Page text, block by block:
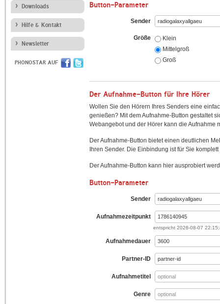
Downloads
Hilfe & Kontakt
Newsletter
PHONOSTAR AUF
Button-Parameter
Sender
Größe
Klein
Mittelgroß
Groß
Der Aufnahme-Button für Ihre Hörer
Wollen Sie den Hörern Ihres Senders eine
genießen? Mit dem Aufnahme-Button gestaltet
Webangebot und der Hörer kann die Aufnahme
Der Aufnahme-Button bietet einen deutlichen
Ihren Sender. Die Einbindung ist für Sie
Der Aufnahme-Button kann hier ausprobiert
Button-Parameter
Sender
Aufnahmezeitpunkt
entspricht 2026-08-07
Aufnahmedauer
Partner-ID
Aufnahmetitel
Genre